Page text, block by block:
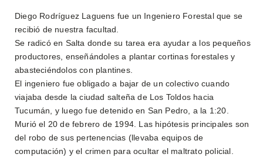
Diego Rodríguez Laguens fue un Ingeniero Forestal que se
recibió de nuestra facultad.
Se radicó en Salta donde su tarea era ayudar a los pequeños
productores, enseñándoles a plantar cortinas forestales y
abasteciéndolos con plantines.
El ingeniero fue obligado a bajar de un colectivo cuando
viajaba desde la ciudad salteña de Los Toldos hacia
Tucumán, y luego fue detenido en San Pedro, a la 1:20.
Murió el 20 de febrero de 1994. Las hipótesis principales son
del robo de sus pertenencias (llevaba equipos de
computación) y el crimen para ocultar el maltrato policial.